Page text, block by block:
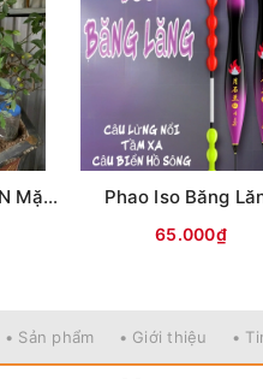
Phao hố đấu ĐÈN Mặc Thuỷ 9 nấc (Xanh,hồng,trắng) Phao Iso Băng
65.000₫
• Sản phẩm • Giới thiệu •